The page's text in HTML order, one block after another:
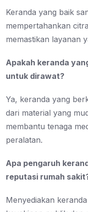
Keranda yang baik
mempertahankan
memastikan layanan
Apakah keranda
untuk dirawat?
Ya, keranda yang
dari material yang
membantu tenaga
peralatan.
Apa pengaruh
reputasi rumah
Menyediakan